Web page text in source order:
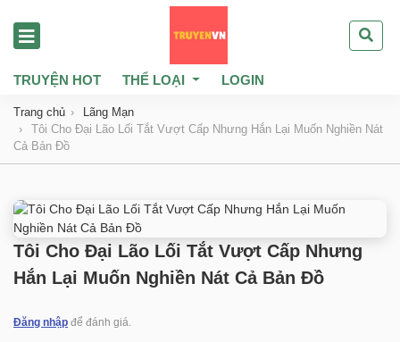
TRUYỆN HOT THỂ LOẠI LOGIN
Trang chủ
Lãng Mạn
Tôi Cho Đại Lão Lối Tắt Vượt Cấp Nhưng Hắn Lại Muốn Nghiền Nát
Cả Bản Đồ
Tôi Cho Đại Lão Lối Tắt Vượt Cấp Nhưng
Hắn Lại Muốn Nghiền Nát Cả Bản Đồ
Đăng nhập để đánh giá.